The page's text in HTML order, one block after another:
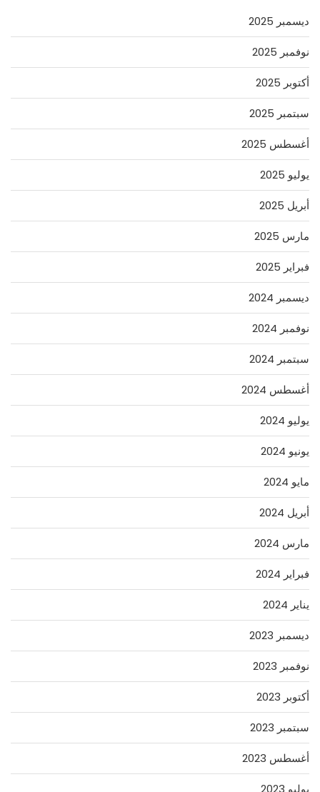
ديسمبر 2025
نوفمبر 2025
أكتوبر 2025
سبتمبر 2025
أغسطس 2025
يوليو 2025
أبريل 2025
مارس 2025
فبراير 2025
ديسمبر 2024
نوفمبر 2024
سبتمبر 2024
أغسطس 2024
يوليو 2024
يونيو 2024
مايو 2024
أبريل 2024
مارس 2024
فبراير 2024
يناير 2024
ديسمبر 2023
نوفمبر 2023
أكتوبر 2023
سبتمبر 2023
أغسطس 2023
يوليو 2023